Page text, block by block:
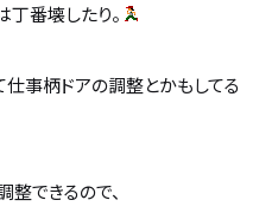
丁番壊したり。
仕事柄ドアの調整とかもしてる
できるので、